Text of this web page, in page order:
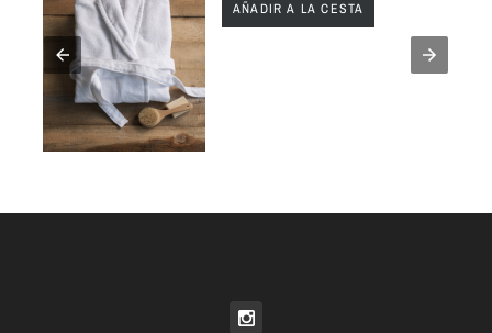
AÑADIR A LA CESTA